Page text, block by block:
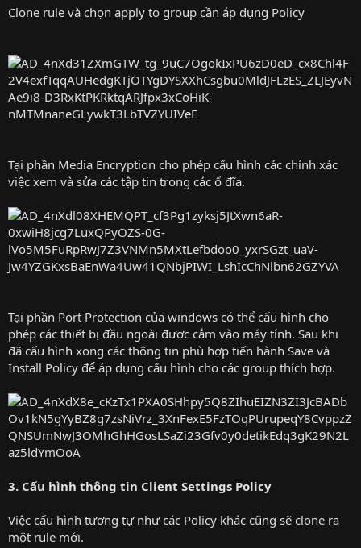
Clone rule và chọn apply to group cần áp dụng Policy
Tại phần Media Encryption cho phép cấu hình các chính xác
việc xem và sửa các tập tin trong các ổ đĩa.
Tại phần Port Protection của windows có thể cấu hình cho
phép các thiết bị đầu ngoài được cắm vào máy tính. Sau khi
đã cấu hình xong các thông tin phù hợp tiến hành Save và
Install Policy để áp dụng cấu hình cho các group thích hợp.
3. Cấu hình thông tin Client Settings Policy
Việc cấu hình tương tự như các Policy khác cũng sẽ clone ra
một rule mới.